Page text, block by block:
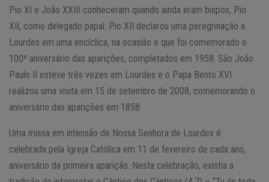
Pio XI e João XXIII conheceram quando ainda eram bispos, Pio
XII, como delegado papal. Pio XII declarou uma peregrinação a
Lourdes em uma encíclica, na ocasião e que foi comemorado o
100º aniversário das aparições, completados em 1958. São João
Paulo II esteve três vezes em Lourdes e o Papa Bento XVI
realizou uma visita em 15 de setembro de 2008, comemorando o
aniversário das aparições em 1858.
Uma missa em intensão de Nossa Senhora de Lourdes é
celebrada pela Igreja Católica em 11 de fevereiro de cada ano,
aniversário da primeira aparição. Nesta celebração, existia a